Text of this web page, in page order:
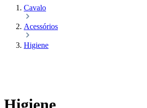
Cavalo
Acessórios
Higiene